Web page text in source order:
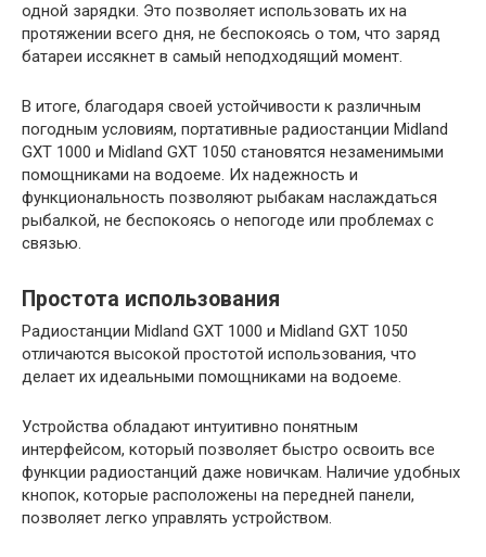
одной зарядки. Это позволяет использовать их на
протяжении всего дня, не беспокоясь о том, что заряд
батареи иссякнет в самый неподходящий момент.
В итоге, благодаря своей устойчивости к различным
погодным условиям, портативные радиостанции Midland
GXT 1000 и Midland GXT 1050 становятся незаменимыми
помощниками на водоеме. Их надежность и
функциональность позволяют рыбакам наслаждаться
рыбалкой, не беспокоясь о непогоде или проблемах с
связью.
Простота использования
Радиостанции Midland GXT 1000 и Midland GXT 1050
отличаются высокой простотой использования, что
делает их идеальными помощниками на водоеме.
Устройства обладают интуитивно понятным
интерфейсом, который позволяет быстро освоить все
функции радиостанций даже новичкам. Наличие удобных
кнопок, которые расположены на передней панели,
позволяет легко управлять устройством.